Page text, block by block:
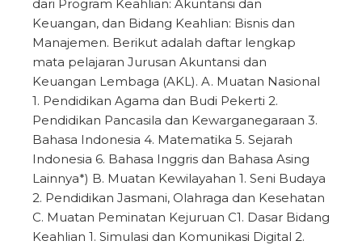
dari Program Keahlian: Akuntansi dan
Keuangan, dan Bidang Keahlian: Bisnis dan
Manajemen. Berikut adalah daftar lengkap
mata pelajaran Jurusan Akuntansi dan
Keuangan Lembaga (AKL). A. Muatan Nasional
1. Pendidikan Agama dan Budi Pekerti 2.
Pendidikan Pancasila dan Kewarganegaraan 3.
Bahasa Indonesia 4. Matematika 5. Sejarah
Indonesia 6. Bahasa Inggris dan Bahasa Asing
Lainnya*) B. Muatan Kewilayahan 1. Seni Budaya
2. Pendidikan Jasmani, Olahraga dan Kesehatan
C. Muatan Peminatan Kejuruan C1. Dasar Bidang
Keahlian 1. Simulasi dan Komunikasi Digital 2.